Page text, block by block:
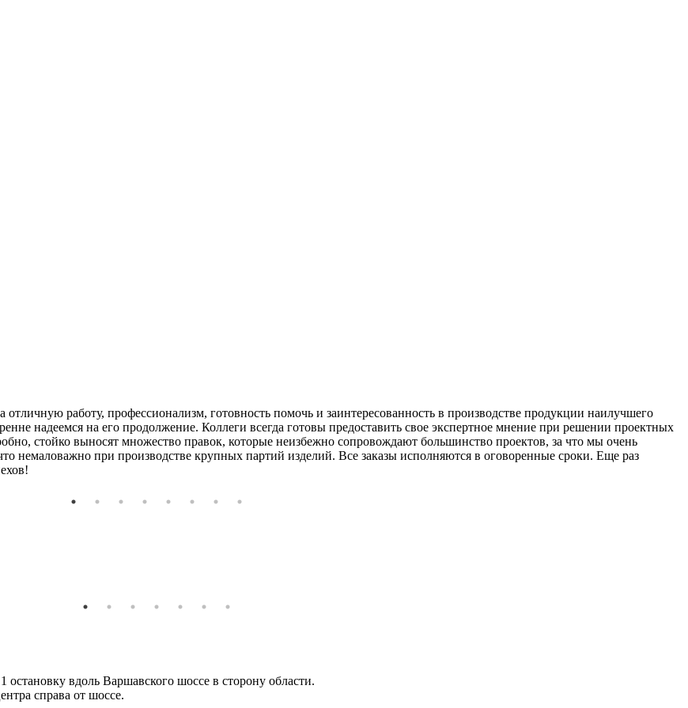
работу, профессионализм, готовность помочь и заинтересованность в производстве продукции наилучшего
надеемся на его продолжение. Коллеги всегда готовы предоставить свое экспертное мнение при решении проектных
стойко выносят множество правок, которые неизбежно сопровождают большинство проектов, за что мы очень
немаловажно при производстве крупных партий изделий. Все заказы исполняются в оговоренные сроки. Еще раз
вдоль Варшавского шоссе в сторону области.
справа от шоссе.